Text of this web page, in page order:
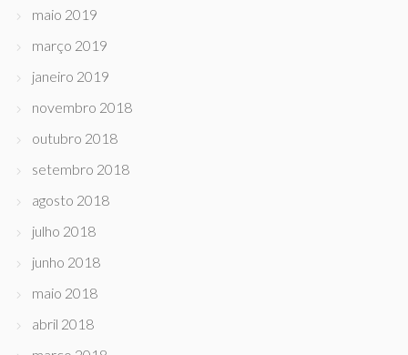
maio 2019
março 2019
janeiro 2019
novembro 2018
outubro 2018
setembro 2018
agosto 2018
julho 2018
junho 2018
maio 2018
abril 2018